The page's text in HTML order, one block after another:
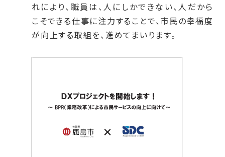
れにより、職員は、人にしかできない、人だから
こそできる仕事に注力することで、市民の幸福度
が向上する取組を、進めてまいります。